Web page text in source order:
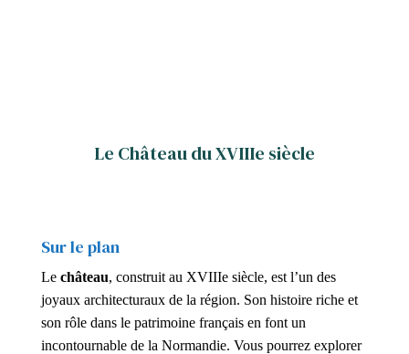
Le Château du XVIIIe siècle
Sur le plan
Le château, construit au XVIIIe siècle, est l’un des
joyaux architecturaux de la région. Son histoire riche et
son rôle dans le patrimoine français en font un
incontournable de la Normandie. Vous pourrez explorer